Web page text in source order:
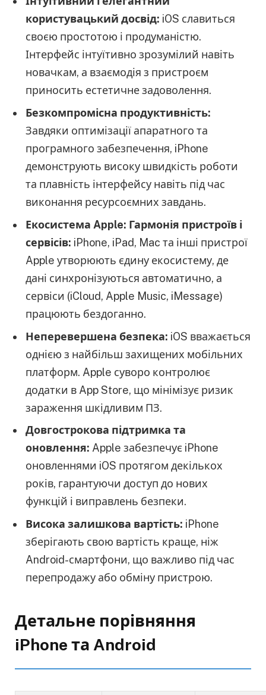
користувацький досвід: iOS славиться
своєю простотою і продуманістю.
Інтерфейс інтуїтивно зрозумілий навіть
новачкам, а взаємодія з пристроєм
приносить естетичне задоволення.
Безкомпромісна продуктивність:
Завдяки оптимізації апаратного та
програмного забезпечення, iPhone
демонструють високу швидкість роботи
та плавність інтерфейсу навіть під час
виконання ресурсоємних завдань.
Екосистема Apple: Гармонія пристроїв і
сервісів: iPhone, iPad, Mac та інші пристрої
Apple утворюють єдину екосистему, де
дані синхронізуються автоматично, а
сервіси (iCloud, Apple Music, iMessage)
працюють бездоганно.
Неперевершена безпека: iOS вважається
однією з найбільш захищених мобільних
платформ. Apple суворо контролює
додатки в App Store, що мінімізує ризик
зараження шкідливим ПЗ.
Довгострокова підтримка та
оновлення: Apple забезпечує iPhone
оновленнями iOS протягом декількох
років, гарантуючи доступ до нових
функцій і виправлень безпеки.
Висока залишкова вартість: iPhone
зберігають свою вартість краще, ніж
Android-смартфони, що важливо під час
перепродажу або обміну пристрою.
Детальне порівняння
iPhone та Android